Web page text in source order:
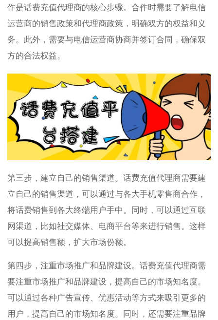
作是话费充值代理商的核心步骤。合作时需要了解电信
运营商的销售政策和代理商政策，明确双方的权益和义
务。此外，需要与电信运营商协商并签订合同，确保双
方的合法权益。
第三步，建立自己的销售渠道。话费充值代理商需要建
立自己的销售渠道，可以通过与各大手机零售商合作，
将话费销售到各大终端用户手中。同时，可以通过互联
网渠道，比如社交媒体、电商平台等来进行销售。这样
可以提高销售额，扩大市场份额。
第四步，注重市场推广和品牌建设。话费充值代理商需
要注重市场推广和品牌建设，提高自己的市场知名度。
可以通过各种广告宣传、优惠活动等方式来吸引更多的
用户，提高自己的市场知名度。同时，还需要注重品牌